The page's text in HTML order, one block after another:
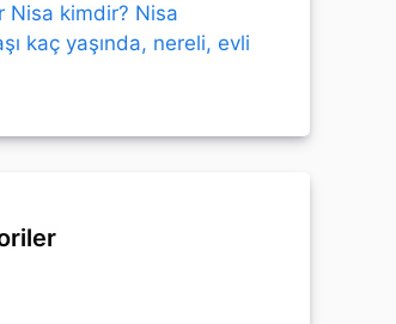
Nisa kimdir? Nisa
kaç yaşında, nereli, evli